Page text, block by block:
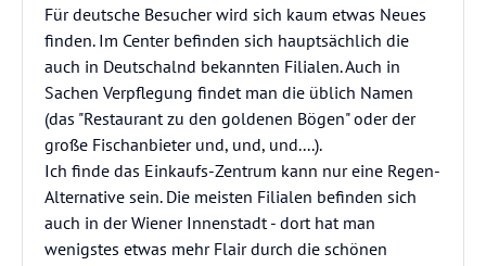
Für deutsche Besucher wird sich kaum etwas Neues
finden. Im Center befinden sich hauptsächlich die
auch in Deutschalnd bekannten Filialen. Auch in
Sachen Verpflegung findet man die üblich Namen
(das "Restaurant zu den goldenen Bögen" oder der
große Fischanbieter und, und, und....).
Ich finde das Einkaufs-Zentrum kann nur eine Regen-
Alternative sein. Die meisten Filialen befinden sich
auch in der Wiener Innenstadt - dort hat man
wenigstes etwas mehr Flair durch die schönen